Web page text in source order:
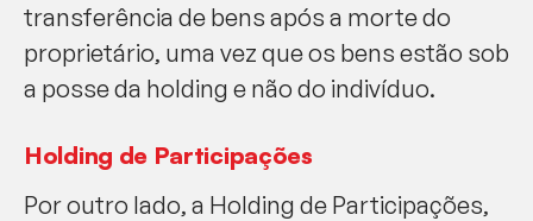
transferência de bens após a morte do
proprietário, uma vez que os bens estão sob
a posse da holding e não do indivíduo.
Holding de Participações
Por outro lado, a Holding de Participações,